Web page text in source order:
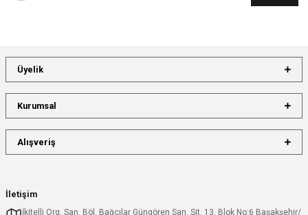
İletişim
İkitelli Org. San. Böl. Bağcılar Güngören San. Sit. 13. Blok No:6 Başakşehir/
Üyelik
Kurumsal
Alışveriş